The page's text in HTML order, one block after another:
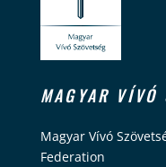
MAGYAR VÍVÓ
Magyar Vívó
Federation